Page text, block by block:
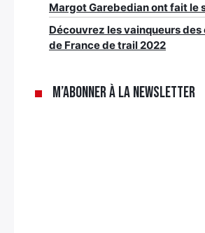
Margot Garebedian ont fait le
Découvrez les vainqueurs
de France de trail 2022
M’abonner à la newsletter